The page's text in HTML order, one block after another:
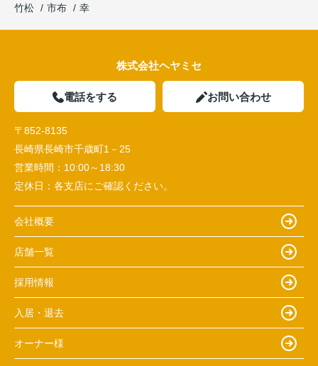
竹松
市布 幸
株式会社ヘヤミセ
電話をする お問い合わせ
〒852-8135
長崎県長崎市千歳町1－25
営業時間： 10:00～18:30
定休日： 各支店にご確認ください。
会社概要
店舗一覧
採用情報
入居・退去
オーナー様